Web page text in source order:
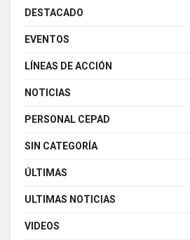
DESTACADO
EVENTOS
LÍNEAS DE ACCIÓN
NOTICIAS
PERSONAL CEPAD
SIN CATEGORÍA
ÚLTIMAS
ULTIMAS NOTICIAS
VIDEOS